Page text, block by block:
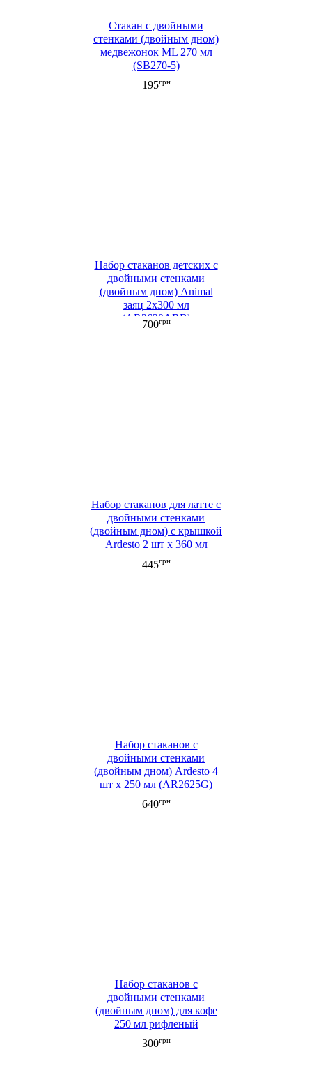
Стакан c двойными
стенками (двойным дном)
медвежонок ML 270 мл
(SB270-5)
195грн
Набор стаканов детских c
двойными стенками
(двойным дном) Animal
заяц 2х300 мл
(AR2630ARB)
700грн
Набор стаканов для латте с
двойными стенками
(двойным дном) с крышкой
Ardesto 2 шт x 360 мл
445грн
Набор стаканов c
двойными стенками
(двойным дном) Ardesto 4
шт х 250 мл (AR2625G)
640грн
Набор стаканов с
двойными стенками
(двойным дном) для кофе
250 мл рифленый
300грн